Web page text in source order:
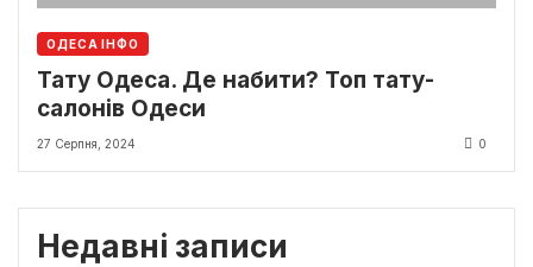
ОДЕСА ІНФО
Тату Одеса. Де набити? Топ тату-
салонів Одеси
27 Серпня, 2024 0
Недавні записи